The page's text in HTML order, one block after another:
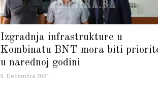
Izgradnja infrastrukture u
Kombinatu BNT mora biti
u narednoj godini
9. Decembra 2021.